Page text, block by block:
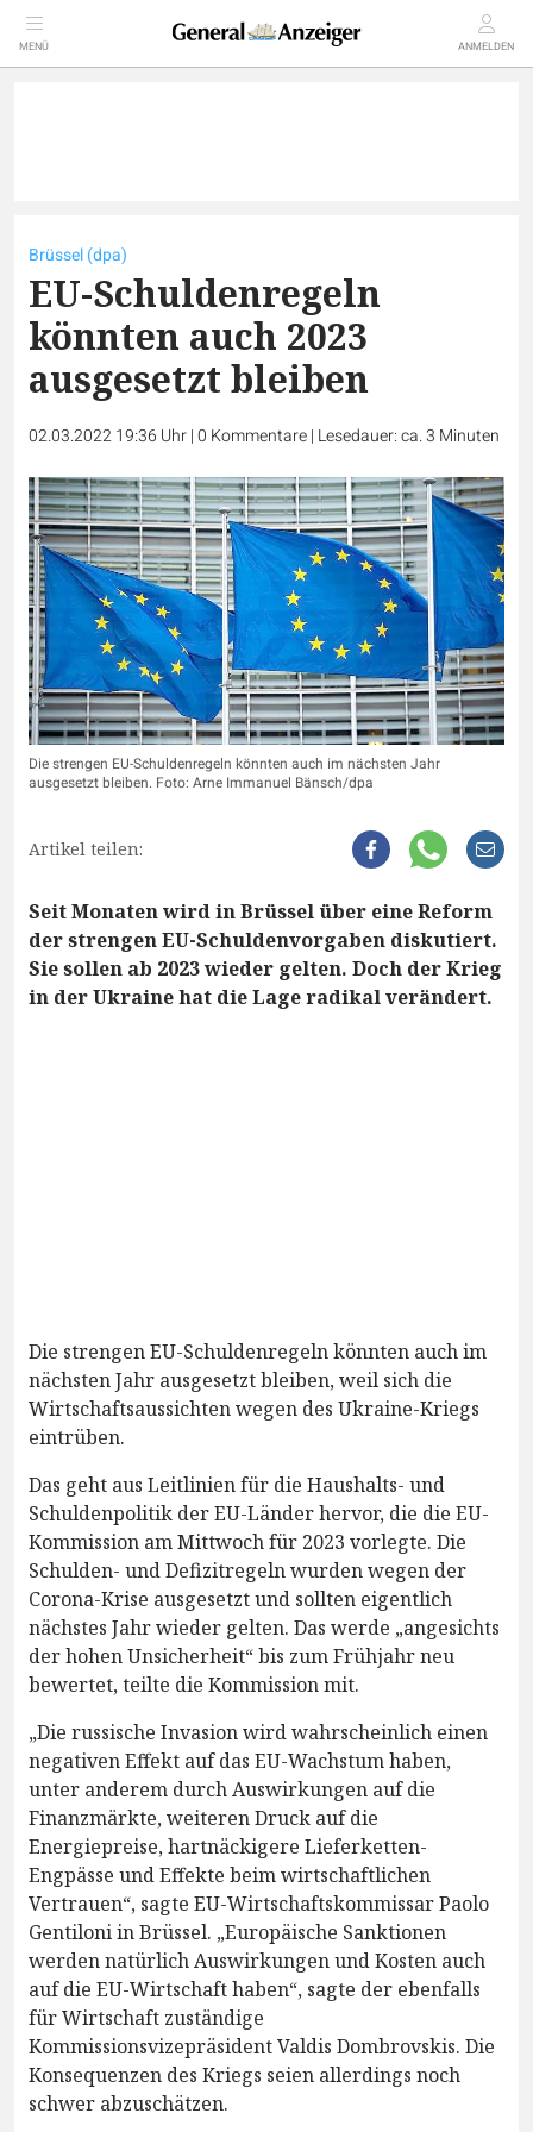
MENÜ ANMELDEN
Brüssel (dpa)
EU-Schuldenregeln
könnten auch 2023
ausgesetzt bleiben
02.03.2022 19:36 Uhr|0 Kommentare| Lesedauer: ca. 3 Minuten
Die strengen EU-Schuldenregeln könnten auch im nächsten Jahr
ausgesetzt bleiben. Foto: Arne Immanuel Bänsch/dpa
Artikel teilen:
Seit Monaten wird in Brüssel über eine Reform
der strengen EU-Schuldenvorgaben diskutiert.
Sie sollen ab 2023 wieder gelten. Doch der Krieg
in der Ukraine hat die Lage radikal verändert.
Die strengen EU-Schuldenregeln könnten auch im
nächsten Jahr ausgesetzt bleiben, weil sich die
Wirtschaftsaussichten wegen des Ukraine-Kriegs
eintrüben.
Das geht aus Leitlinien für die Haushalts- und
Schuldenpolitik der EU-Länder hervor, die die EU-
Kommission am Mittwoch für 2023 vorlegte. Die
Schulden- und Defizitregeln wurden wegen der
Corona-Krise ausgesetzt und sollten eigentlich
nächstes Jahr wieder gelten. Das werde „angesichts
der hohen Unsicherheit“ bis zum Frühjahr neu
bewertet, teilte die Kommission mit.
„Die russische Invasion wird wahrscheinlich einen
negativen Effekt auf das EU-Wachstum haben,
unter anderem durch Auswirkungen auf die
Finanzmärkte, weiteren Druck auf die
Energiepreise, hartnäckigere Lieferketten-
Engpässe und Effekte beim wirtschaftlichen
Vertrauen“, sagte EU-Wirtschaftskommissar Paolo
Gentiloni in Brüssel. „Europäische Sanktionen
werden natürlich Auswirkungen und Kosten auch
auf die EU-Wirtschaft haben“, sagte der ebenfalls
für Wirtschaft zuständige
Kommissionsvizepräsident Valdis Dombrovskis. Die
Konsequenzen des Kriegs seien allerdings noch
schwer abzuschätzen.